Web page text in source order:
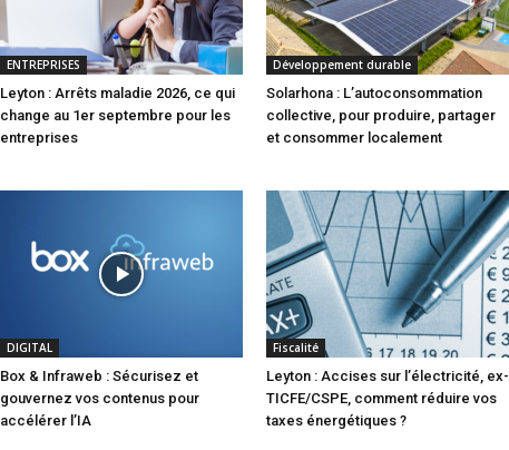
ENTREPRISES
Leyton : Arrêts maladie 2026, ce qui
change au 1er septembre pour les
entreprises
Développement durable
Solarhona : L’autoconsommation
collective, pour produire, partager
et consommer localement
DIGITAL
Box & Infraweb : Sécurisez et
gouvernez vos contenus pour
accélérer l’IA
Fiscalité
Leyton : Accises sur l’électricité, ex-
TICFE/CSPE, comment réduire vos
taxes énergétiques ?